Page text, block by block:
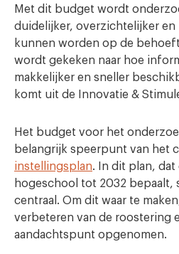
Met dit budget wordt
duidelijker, overzichtelijker en
kunnen worden op de
wordt gekeken naar hoe
makkelijker en sneller
komt uit de Innovatie &
Het budget voor het
belangrijk speerpunt van het
instellingsplan. In dit plan, dat
hogeschool tot 2032 bepaalt,
centraal. Om dit waar te
verbeteren van de roostering
aandachtspunt opgenomen.